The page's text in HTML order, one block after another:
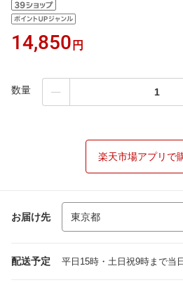
14,850 円
数量
楽天市場アプリで
お届け先
配送予定 平日15時・土日祝9時まで当